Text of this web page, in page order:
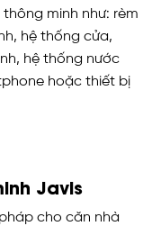
minh như: rèm
hệ thống cửa,
hệ thống nước
hoặc thiết bị
Javis
cho căn nhà